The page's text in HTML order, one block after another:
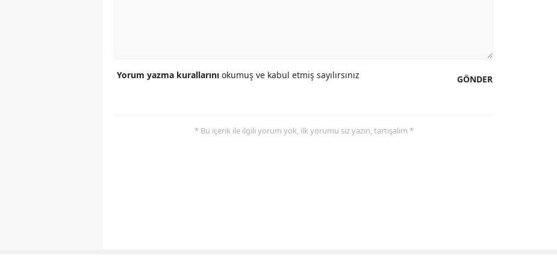
GÖNDER
Yorum yazma kurallarını okumuş ve kabul etmiş sayılırsınız
* Bu içerik ile ilgili yorum yok, ilk yorumu siz yazın, tartışalım *